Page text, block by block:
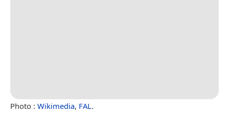
Photo : Wikimedia, FAL.